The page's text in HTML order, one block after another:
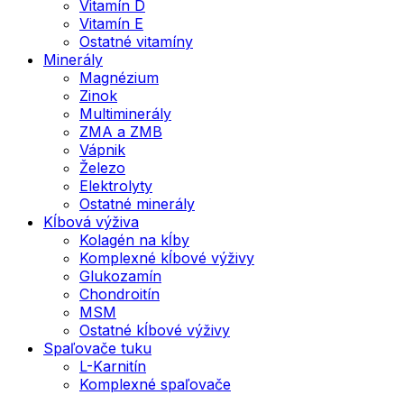
Vitamín D
Vitamín E
Ostatné vitamíny
Minerály
Magnézium
Zinok
Multiminerály
ZMA a ZMB
Vápnik
Železo
Elektrolyty
Ostatné minerály
Kĺbová výživa
Kolagén na kĺby
Komplexné kĺbové výživy
Glukozamín
Chondroitín
MSM
Ostatné kĺbové výživy
Spaľovače tuku
L-Karnitín
Komplexné spaľovače